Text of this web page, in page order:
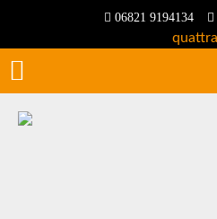
06821 9194134